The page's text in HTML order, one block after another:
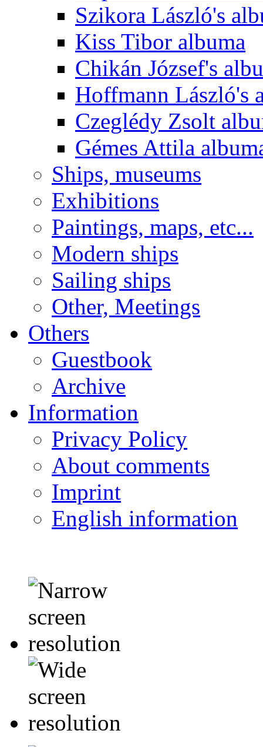
Szikora László's
Kiss Tibor albuma
Chikán József's
Hoffmann László's
Czeglédy Zsolt
Gémes Attila
Ships, museums
Exhibitions
Paintings, maps, etc...
Modern ships
Sailing ships
Other, Meetings
Others
Guestbook
Archive
Information
Privacy Policy
About comments
Imprint
English information